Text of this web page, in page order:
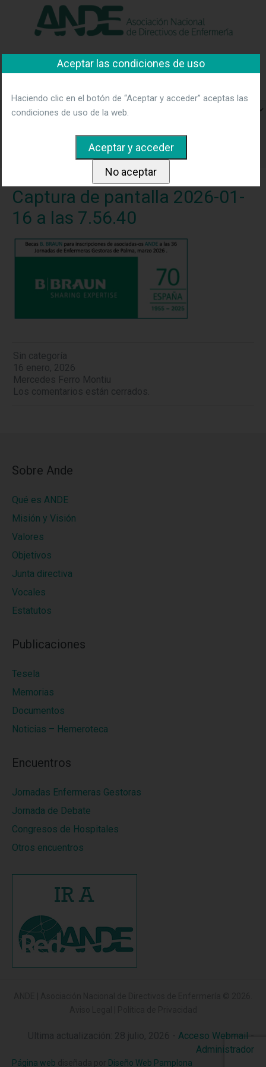
"Ver política"
Asociación Nacional de
de Enfermeras Gestoras de Palma, para asociadas-os de
Captura de pantalla 2026-01-16 a las 7.56.40
Captura de pantalla 2026-01-
16 a las 7.56.40
Sin categoría
16 enero, 2026
Mercedes Ferro Montiu
Los comentarios están cerrados.
Sobre Ande
Qué es ANDE
Misión y Visión
Valores
Objetivos
Junta directiva
Vocales
Estatutos
Publicaciones
Tesela
Memorias
Documentos
Noticias – Hemeroteca
Encuentros
Jornadas Enfermeras Gestoras
Jornada de Debate
Congresos de Hospitales
Otros encuentros
Acceso Webmail -
Administrador
Página web Diseño Web Pamplona
Aceptar las condiciones de uso
Haciendo clic en el botón de “Aceptar y acceder” aceptas las
condiciones de uso de la web.